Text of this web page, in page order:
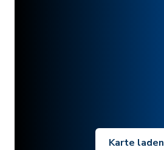
Karte laden